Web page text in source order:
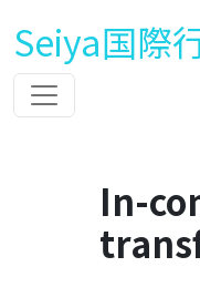
Seiya国際
In-